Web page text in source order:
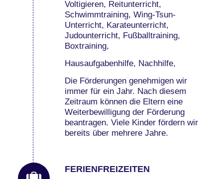
Voltigieren, Reitunterricht,
Schwimmtraining, Wing-Tsun-
Unterricht, Karateunterricht,
Judounterricht, Fußballtraining,
Boxtraining,
Hausaufgabenhilfe, Nachhilfe,
Die Förderungen genehmigen wir
immer für ein Jahr. Nach diesem
Zeitraum können die Eltern eine
Weiterbewilligung der Förderung
beantragen. Viele Kinder fördern wir
bereits über mehrere Jahre.
FERIENFREIZEITEN